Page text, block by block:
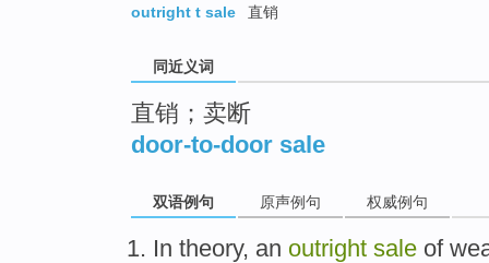
outright t sale
直销
同近义词
直销；卖断
door-to-door sale
双语例句 原声例句 权威例句
In theory, an outright sale of